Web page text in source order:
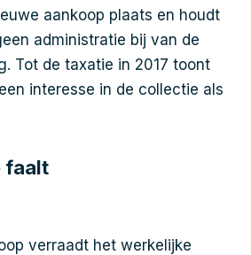
aankoop plaats en houdt
administratie bij van de
Tot de taxatie in 2017 toont
interesse in de collectie als
faalt
verraadt het werkelijke